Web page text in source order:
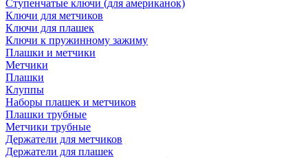
Ступенчатые ключи (для американок)
Ключи для метчиков
Ключи для плашек
Ключи к пружинному зажиму
Плашки и метчики
Метчики
Плашки
Клуппы
Наборы плашек и метчиков
Плашки трубные
Метчики трубные
Держатели для метчиков
Держатели для плашек